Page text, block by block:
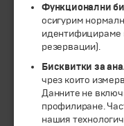
Функционални
осигурим
идентифицираме
резервации).
Бисквитки за
чрез които
Данните не
профилиране.
нашия